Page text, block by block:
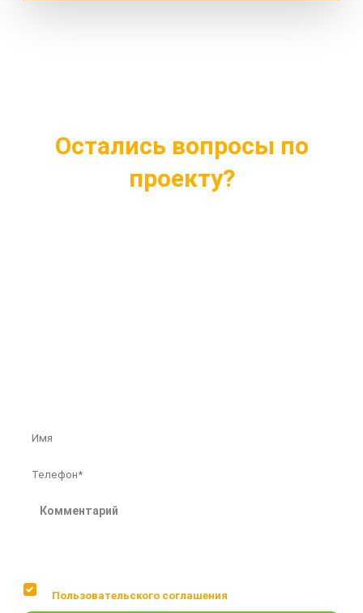
Остались вопросы по
проекту?
Пользовательского соглашения